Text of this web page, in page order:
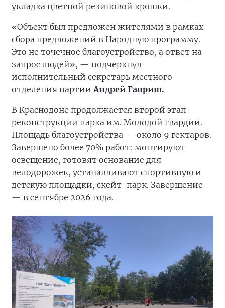
укладка цветной резиновой крошки.
«Объект был предложен жителями в рамках
сбора предложений в Народную программу.
Это не точечное благоустройство, а ответ на
запрос людей», — подчеркнул
исполнительный секретарь местного
отделения партии Андрей Гавриш.
В Краснодоне продолжается второй этап
реконструкции парка им. Молодой гвардии.
Площадь благоустройства — около 9 гектаров.
Завершено более 70% работ: монтируют
освещение, готовят основание для
велодорожек, устанавливают спортивную и
детскую площадки, скейт-парк. Завершение
— в сентябре 2026 года.